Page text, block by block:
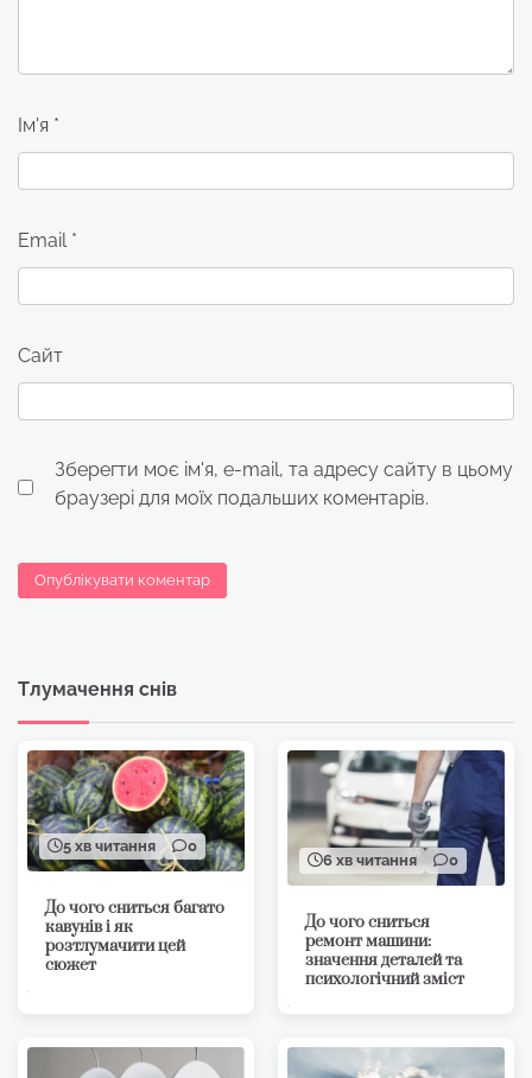
Ім'я *
Email *
Сайт
Зберегти моє ім'я, e-mail, та адресу сайту в цьому
браузері для моїх подальших коментарів.
Тлумачення снів
5 хв читання 0
До чого сниться багато
кавунів і як
розтлумачити цей
сюжет
6 хв читання 0
До чого сниться
ремонт машини:
значення деталей та
психологічний зміст